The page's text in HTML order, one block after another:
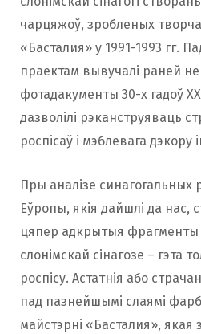
чарцяжоў, зробленых
«Басталия» у 1991-1993 гг.
праектам вывучалі раней
фотадакументы 30-х гадоў
дазволілі рэканструяваць
роспісаў і мэблевага дэкору
Пры аналізе синагогальных
Еўропы, якія дайшлі да нас,
цяпер адкрытыя фрагменты
слонімскай сінагозе – гэта
роспісу. Астатнія або
пад пазнейшымі слаямі
майстэрні «Басталия», якая